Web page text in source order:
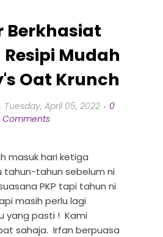
Berkhasiat
Mudah
Oat Krunch
Tuesday, April 05, 2022
0
Comments
masuk hari ketiga
tahun-tahun sebelum ni
PKP tapi tahun ni
masih perlu lagi
yang pasti ! Kami
sahaja. Irfan berpuasa